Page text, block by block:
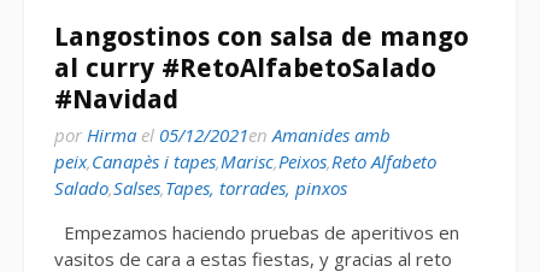
Langostinos con salsa de mango
al curry #RetoAlfabetoSalado
#Navidad
por Hirma el 05/12/2021enAmanides amb
peix,Canapès i tapes,Marisc,Peixos,Reto Alfabeto
Salado,Salses,Tapes, torrades, pinxos
Empezamos haciendo pruebas de aperitivos en
vasitos de cara a estas fiestas, y gracias al reto